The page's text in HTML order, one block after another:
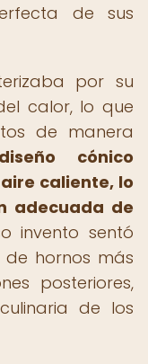
de sus
por su
calor, lo que
de manera
cónico
caliente, lo
adecuada de
invento sentó
hornos más
posteriores,
de los